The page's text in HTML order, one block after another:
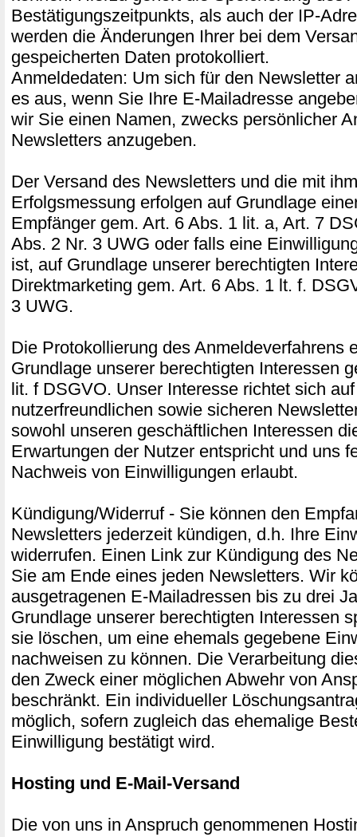
Bestätigungszeitpunkts, als auch der IP-
werden die Änderungen Ihrer bei dem
gespeicherten Daten protokolliert.
Anmeldedaten: Um sich für den Newsletter
es aus, wenn Sie Ihre E-Mailadresse
wir Sie einen Namen, zwecks persönlicher
Newsletters anzugeben.
Der Versand des Newsletters und die mit
Erfolgsmessung erfolgen auf Grundlage
Empfänger gem. Art. 6 Abs. 1 lit. a, Art. 7
Abs. 2 Nr. 3 UWG oder falls eine
ist, auf Grundlage unserer berechtigten
Direktmarketing gem. Art. 6 Abs. 1 lt. f.
3 UWG.
Die Protokollierung des Anmeldeverfahrens
Grundlage unserer berechtigten Interessen
lit. f DSGVO. Unser Interesse richtet sich
nutzerfreundlichen sowie sicheren
sowohl unseren geschäftlichen Interessen
Erwartungen der Nutzer entspricht und uns
Nachweis von Einwilligungen erlaubt.
Kündigung/Widerruf - Sie können den
Newsletters jederzeit kündigen, d.h. Ihre
widerrufen. Einen Link zur Kündigung des
Sie am Ende eines jeden Newsletters. Wir
ausgetragenen E-Mailadressen bis zu drei
Grundlage unserer berechtigten Interessen
sie löschen, um eine ehemals gegebene
nachweisen zu können. Die Verarbeitung
den Zweck einer möglichen Abwehr von
beschränkt. Ein individueller
möglich, sofern zugleich das ehemalige
Einwilligung bestätigt wird.
Hosting und E-Mail-Versand
Die von uns in Anspruch genommenen